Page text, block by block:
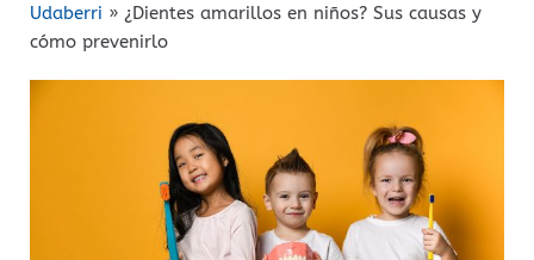
Udaberri » ¿Dientes amarillos en niños? Sus causas y
cómo prevenirlo